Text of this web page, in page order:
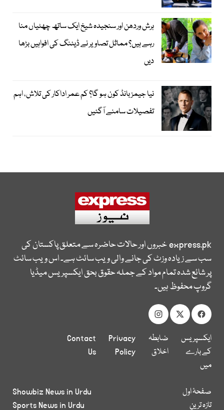
ہرش وردھن اور سنجیدہ شیخ ایک ساتھ چھٹیاں منا
رہے ہیں؟ مماثل تصاویر نے ڈیٹنگ کی افواہیں بڑھا
دیں
نیا جیمز بانڈ کون ہو گا؟ کم عمر اداکار کی تلاش، اہم
تفصیلات سامنے آگئیں
express.pkخبروں اور حالات حاضرہ سے متعلق پاکستان کی
سب سے زیادہ وزٹ کی جانے والی ویب سائٹ ہے۔ اس ویب سائٹ
پر شائع شدہ تمام مواد کے جملہ حقوق بحق ایکسپریس میڈیا
گروپ محفوظ ہیں۔
ایکسپریس
کے بارے
میں
ضابطہ
اخلاق
Privacy
Policy
Contact
Us
صفحۂ اول
تازہ ترین
Showbiz News in Urdu
Sports News in Urdu